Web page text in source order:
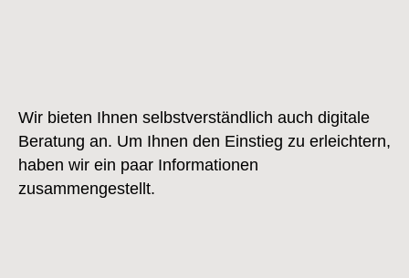
Wir bieten Ihnen selbstverständlich auch digitale
Beratung an. Um Ihnen den Einstieg zu erleichtern,
haben wir ein paar Informationen
zusammengestellt.